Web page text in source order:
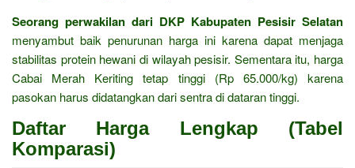
Seorang perwakilan dari DKP Kabupaten Pesisir Selatan
menyambut baik penurunan harga ini karena dapat menjaga
stabilitas protein hewani di wilayah pesisir. Sementara itu, harga
Cabai Merah Keriting tetap tinggi (Rp 65.000/kg) karena
pasokan harus didatangkan dari sentra di dataran tinggi.
Daftar Harga Lengkap (Tabel
Komparasi)